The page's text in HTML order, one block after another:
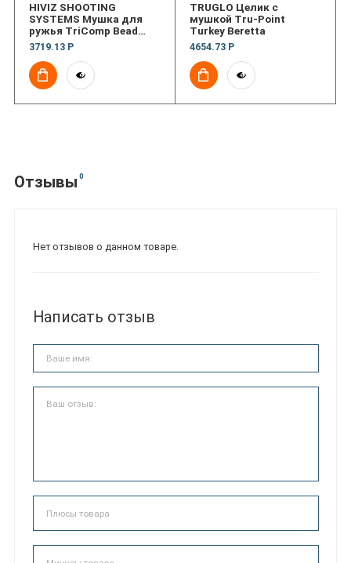
HIVIZ SHOOTING
SYSTEMS Мушка для
ружья TriComp Bead
Replacement Front Sight
3719.13 Р
TRUGLO Целик с
мушкой Tru-Point
Turkey Beretta
4654.73 Р
Отзывы 0
Нет отзывов о данном товаре.
Написать отзыв